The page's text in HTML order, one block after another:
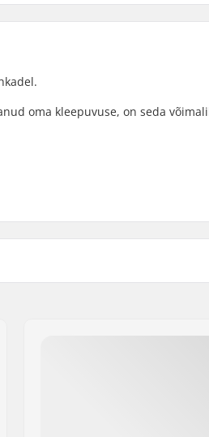
oma kleepuvuse, on seda